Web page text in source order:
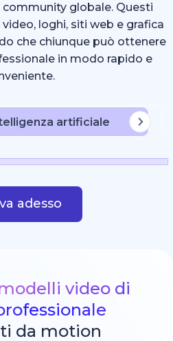
globale. Questi
loghi, siti web e grafica
che chiunque può ottenere
in modo rapido e
artificiale
adesso
video di
da motion